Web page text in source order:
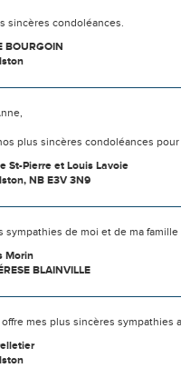
sincères condoléances.
BOURGOIN
plus sincères condoléances
St-Pierre et Louis Lavoie
NB E3V 3N9
sympathies de moi et de ma famille
Morin
BLAINVILLE
mes plus sincères sympathies